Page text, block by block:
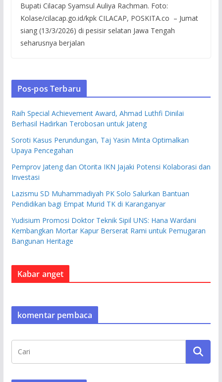
Bupati Cilacap Syamsul Auliya Rachman. Foto:
Kolase/cilacap.go.id/kpk CILACAP, POSKITA.co – Jumat
siang (13/3/2026) di pesisir selatan Jawa Tengah
seharusnya berjalan
Pos-pos Terbaru
Raih Special Achievement Award, Ahmad Luthfi Dinilai
Berhasil Hadirkan Terobosan untuk Jateng
Soroti Kasus Perundungan, Taj Yasin Minta Optimalkan
Upaya Pencegahan
Pemprov Jateng dan Otorita IKN Jajaki Potensi Kolaborasi dan
Investasi
Lazismu SD Muhammadiyah PK Solo Salurkan Bantuan
Pendidikan bagi Empat Murid TK di Karanganyar
Yudisium Promosi Doktor Teknik Sipil UNS: Hana Wardani
Kembangkan Mortar Kapur Berserat Rami untuk Pemugaran
Bangunan Heritage
Kabar anget
komentar pembaca